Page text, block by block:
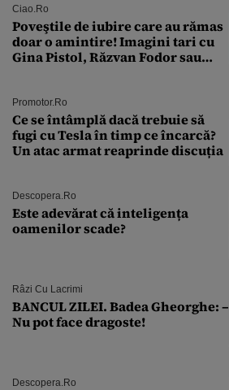
îmi salvez viața”
Ciao.ro
Poveştile de iubire care au rămas
doar o amintire! Imagini tari cu
Gina Pistol, Răzvan Fodor sau
Promotor.ro
Ce se întâmplă dacă trebuie să
fugi cu Tesla în timp ce încarcă?
Un atac armat reaprinde discuția
Descopera.ro
Este adevărat că inteligența
oamenilor scade?
Râzi Cu Lacrimi
BANCUL ZILEI. Badea Gheorghe: –
Nu pot face dragoste!
Descopera.ro